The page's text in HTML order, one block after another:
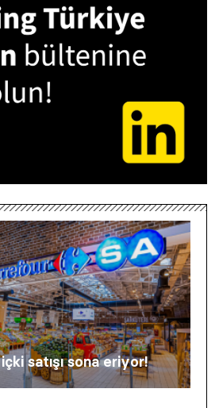
satışı sona eriyor!